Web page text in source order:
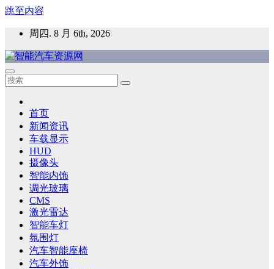
跳至内容
周四. 8 月 6th, 2026
智能汽车资源网
智能表面，智能内饰，新能源汽车，HMI，人车交互，智能车
首页
新闻资讯
车载显示
HUD
摄像头
智能内饰
调光玻璃
CMS
激光雷达
智能车灯
氛围灯
汽车智能座椅
汽车外饰